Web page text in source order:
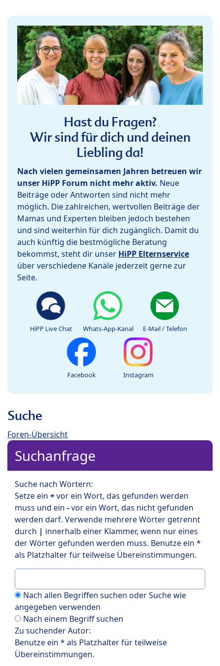
Hast du Fragen?
Wir sind für dich und deinen
Liebling da!
Nach vielen gemeinsamen Jahren betreuen wir
unser HiPP Forum nicht mehr aktiv. Neue
Beiträge oder Antworten sind nicht mehr
möglich. Die zahlreichen, wertvollen Beiträge der
Mamas und Experten bleiben jedoch bestehen
und sind weiterhin für dich zugänglich. Damit du
auch künftig die bestmögliche Beratung
bekommst, steht dir unser HiPP Elternservice
über verschiedene Kanäle jederzeit gerne zur
Seite.
HiPP Live Chat Whats-App-Kanal E-Mail / Telefon
Facebook Instagram
Suche
Foren-Übersicht
Suchanfrage
Suche nach Wörtern:
Setze ein +vor ein Wort, das gefunden werden
muss und ein -vor ein Wort, das nicht gefunden
werden darf. Verwende mehrere Wörter getrennt
durch | innerhalb einer Klammer, wenn nur eines
der Wörter gefunden werden muss. Benutze ein *
als Platzhalter für teilweise Übereinstimmungen.
Nach allen Begriffen suchen oder Suche wie
angegeben verwenden
Nach einem Begriff suchen
Zu suchender Autor:
Benutze ein * als Platzhalter für teilweise
Übereinstimmungen.